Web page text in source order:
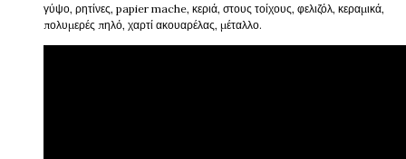
γύψο, ρητίνες, papier mache, κεριά, στους τοίχους, φελιζόλ, κεραμικά,
πολυμερές πηλό, χαρτί ακουαρέλας, μέταλλο.